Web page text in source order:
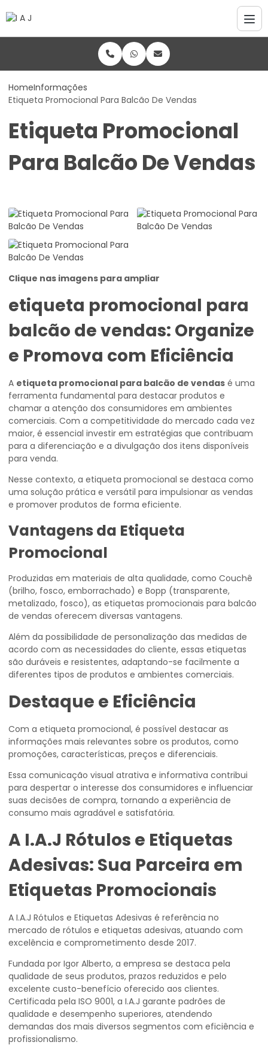
HomeInformações
Etiqueta Promocional Para Balcão De Vendas
Etiqueta Promocional
Para Balcão De Vendas
Clique nas imagens para ampliar
etiqueta promocional para
balcão de vendas: Organize
e Promova com Eficiência
A etiqueta promocional para balcão de vendas é uma
ferramenta fundamental para destacar produtos e
chamar a atenção dos consumidores em ambientes
comerciais. Com a competitividade do mercado cada vez
maior, é essencial investir em estratégias que contribuam
para a diferenciação e a divulgação dos itens disponíveis
para venda.
Nesse contexto, a etiqueta promocional se destaca como
uma solução prática e versátil para impulsionar as vendas
e promover produtos de forma eficiente.
Vantagens da Etiqueta
Promocional
Produzidas em materiais de alta qualidade, como Couchê
(brilho, fosco, emborrachado) e Bopp (transparente,
metalizado, fosco), as etiquetas promocionais para balcão
de vendas oferecem diversas vantagens.
Além da possibilidade de personalização das medidas de
acordo com as necessidades do cliente, essas etiquetas
são duráveis e resistentes, adaptando-se facilmente a
diferentes tipos de produtos e ambientes comerciais.
Destaque e Eficiência
Com a etiqueta promocional, é possível destacar as
informações mais relevantes sobre os produtos, como
promoções, características, preços e diferenciais.
Essa comunicação visual atrativa e informativa contribui
para despertar o interesse dos consumidores e influenciar
suas decisões de compra, tornando a experiência de
consumo mais agradável e satisfatória.
A I.A.J Rótulos e Etiquetas
Adesivas: Sua Parceira em
Etiquetas Promocionais
A I.A.J Rótulos e Etiquetas Adesivas é referência no
mercado de rótulos e etiquetas adesivas, atuando com
excelência e comprometimento desde 2017.
Fundada por Igor Alberto, a empresa se destaca pela
qualidade de seus produtos, prazos reduzidos e pelo
excelente custo-benefício oferecido aos clientes.
Certificada pela ISO 9001, a I.A.J garante padrões de
qualidade e desempenho superiores, atendendo
demandas dos mais diversos segmentos com eficiência e
profissionalismo.